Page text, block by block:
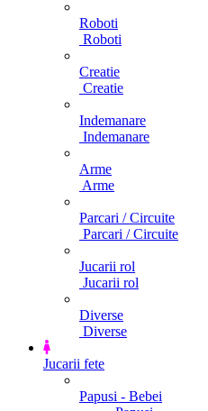
Roboti
Roboti
Creatie
Creatie
Indemanare
Indemanare
Arme
Arme
Parcari / Circuite
Parcari / Circuite
Jucarii rol
Jucarii rol
Diverse
Diverse
Jucarii fete
Papusi - Bebei